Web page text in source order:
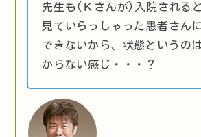
先生も(Ｋさんが)入院される
見ていらっしゃった患者さん
できないから、状態というの
からない感じ・・・？